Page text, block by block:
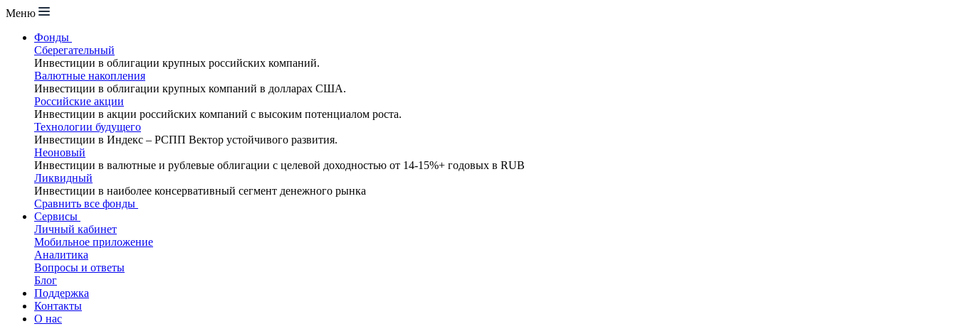
Меню
Фонды
Сберегательный
Инвестиции в облигации крупных российских компаний.
Валютные накопления
Инвестиции в облигации крупных компаний в долларах США.
Российские акции
Инвестиции в акции российских компаний с высоким потенциалом роста.
Технологии будущего
Инвестиции в Индекс – РСПП Вектор устойчивого развития.
Неоновый
Инвестиции в валютные и рублевые облигации с целевой доходностью от 14-15%+ годовых в RUB
Ликвидный
Инвестиции в наиболее консервативный сегмент денежного рынка
Сравнить все фонды
Сервисы
Личный кабинет
Мобильное приложение
Аналитика
Вопросы и ответы
Блог
Поддержка
Контакты
О нас